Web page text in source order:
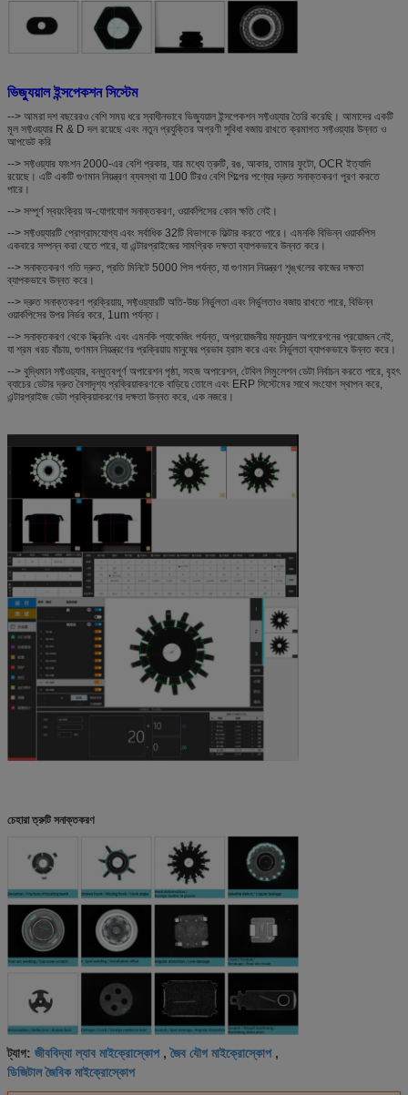
ভিজ্যুয়াল ইন্সপেকশন সিস্টেম
--> আমরা দশ বছরেরও বেশি সময় ধরে স্বাধীনভাবে ভিজ্যুয়াল ইন্সপেকশন সফ্টওয়্যার তৈরি করেছি। আমাদের একটি
মূল সফ্টওয়্যার R & D দল রয়েছে এবং নতুন প্রযুক্তির অগ্রণী সুবিধা বজায় রাখতে ক্রমাগত সফ্টওয়্যার উন্নত ও
আপডেট করি
--> সফ্টওয়্যার ফাংশন 2000-এর বেশি প্রকার, যার মধ্যে ত্রুটি, রঙ, আকার, তামার ফুটো, OCR ইত্যাদি
রয়েছে। এটি একটি গুণমান নিয়ন্ত্রণ ব্যবস্থা যা 100 টিরও বেশি শিল্পের পণ্যের দ্রুত সনাক্তকরণ পূরণ করতে
পারে।
--> সম্পূর্ণ স্বয়ংক্রিয় অ-যোগাযোগ সনাক্তকরণ, ওয়ার্কপিসের কোন ক্ষতি নেই।
--> সফ্টওয়্যারটি প্রোগ্রামযোগ্য এবং সর্বাধিক 32টি বিভাগকে ফিল্টার করতে পারে। এমনকি বিভিন্ন ওয়ার্কপিস
একবারে সম্পন্ন করা যেতে পারে, যা এন্টারপ্রাইজের সামগ্রিক দক্ষতা ব্যাপকভাবে উন্নত করে।
--> সনাক্তকরণ গতি দ্রুত, প্রতি মিনিটে 5000 পিস পর্যন্ত, যা গুণমান নিয়ন্ত্রণ শৃঙ্খলের কাজের দক্ষতা
ব্যাপকভাবে উন্নত করে।
--> দ্রুত সনাক্তকরণ প্রক্রিয়ায়, সফ্টওয়্যারটি অতি-উচ্চ নির্ভুলতা এবং নির্ভুলতাও বজায় রাখতে পারে, বিভিন্ন
ওয়ার্কপিসের উপর নির্ভর করে, 1um পর্যন্ত।
--> সনাক্তকরণ থেকে স্ক্রিনিং এবং এমনকি প্যাকেজিং পর্যন্ত, অপ্রয়োজনীয় ম্যানুয়াল অপারেশনের প্রয়োজন নেই,
যা শ্রম খরচ বাঁচায়, গুণমান নিয়ন্ত্রণের প্রক্রিয়ায় মানুষের প্রভাব হ্রাস করে এবং নির্ভুলতা ব্যাপকভাবে উন্নত করে।
--> বুদ্ধিমান সফ্টওয়্যার, বন্ধুত্বপূর্ণ অপারেশন পৃষ্ঠা, সহজ অপারেশন, টেবিল সিমুলেশন ডেটা নির্বাচন করতে পারে, বৃহৎ
ব্যাচের ডেটার দ্রুত বৈসাদৃশ্য প্রক্রিয়াকরণকে বাড়িয়ে তোলে এবং ERP সিস্টেমের সাথে সংযোগ স্থাপন করে,
এন্টারপ্রাইজ ডেটা প্রক্রিয়াকরণের দক্ষতা উন্নত করে, এক নজরে।
চেহারা ত্রুটি সনাক্তকরণ
ট্যাগ: জীববিদ্যা ল্যাব মাইক্রোস্কোপ,জৈব যৌগ মাইক্রোস্কোপ,
ডিজিটাল জৈবিক মাইক্রোস্কোপ